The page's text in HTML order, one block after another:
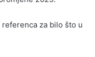
za bilo što u